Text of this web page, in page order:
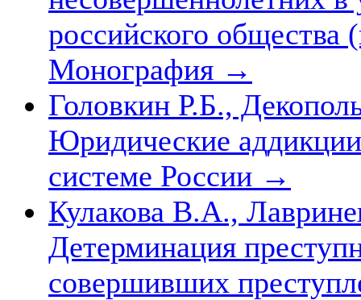
российского общества
Монография →
Головкин Р.Б.,
Юридические
системе России →
Кулакова В.А.,
Детерминация
совершивших